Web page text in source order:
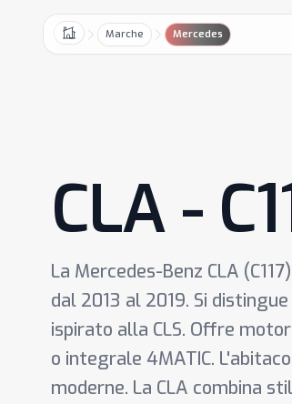
Home Marche Mercedes
CLA -
La Mercedes-Benz CLA
dal 2013 al 2019. Si
ispirato alla CLS. Offre
o integrale 4MATIC.
moderne. La CLA combina